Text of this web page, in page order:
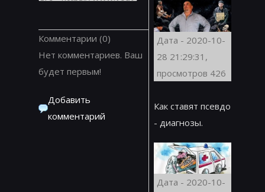
Комментарии (0)
Нет комментариев. Ваш
будет первым!
Добавить
комментарий
Дата - 2020-10-
28 21:29:31,
просмотров 426
Как ставят псевдо
- диагнозы.
Дата - 2020-10-